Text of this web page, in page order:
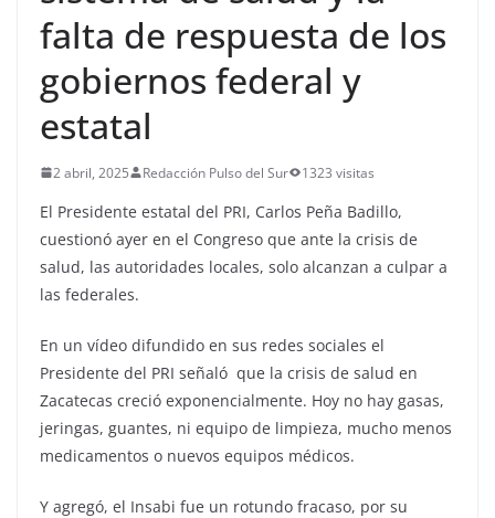
falta de respuesta de los
gobiernos federal y
estatal
2 abril, 2025 Redacción Pulso del Sur 1323 visitas
El Presidente estatal del PRI, Carlos Peña Badillo,
cuestionó ayer en el Congreso que ante la crisis de
salud, las autoridades locales, solo alcanzan a culpar a
las federales.
En un vídeo difundido en sus redes sociales el
Presidente del PRI señaló que la crisis de salud en
Zacatecas creció exponencialmente. Hoy no hay gasas,
jeringas, guantes, ni equipo de limpieza, mucho menos
medicamentos o nuevos equipos médicos.
Y agregó, el Insabi fue un rotundo fracaso, por su